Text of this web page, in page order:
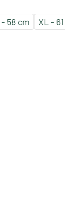
- 58 cm XL -